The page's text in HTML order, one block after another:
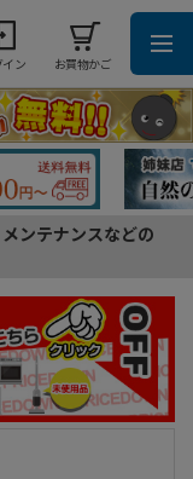
イン お買物かご
ンテナンスなどの